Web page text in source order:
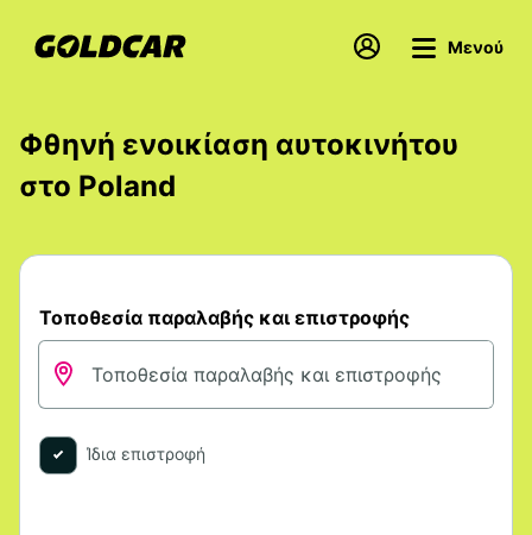
Μενού
Φθηνή ενοικίαση αυτοκινήτου
στο Poland
Τοποθεσία παραλαβής και επιστροφής
Ίδια επιστροφή